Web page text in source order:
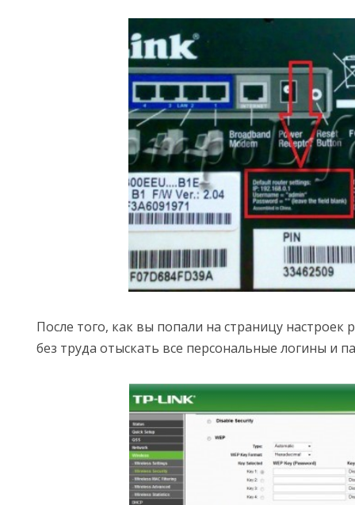
После того, как вы попали на страницу настроек
без труда отыскать все персональные логины и